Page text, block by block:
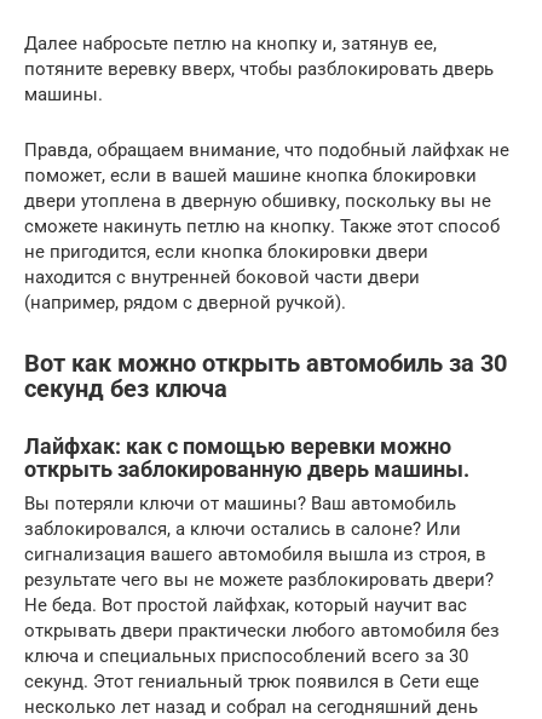
Далее набросьте петлю на кнопку и, затянув ее,
потяните веревку вверх, чтобы разблокировать дверь
машины.
Правда, обращаем внимание, что подобный лайфхак не
поможет, если в вашей машине кнопка блокировки
двери утоплена в дверную обшивку, поскольку вы не
сможете накинуть петлю на кнопку. Также этот способ
не пригодится, если кнопка блокировки двери
находится с внутренней боковой части двери
(например, рядом с дверной ручкой).
Вот как можно открыть автомобиль за 30
секунд без ключа
Лайфхак: как с помощью веревки можно
открыть заблокированную дверь машины.
Вы потеряли ключи от машины? Ваш автомобиль
заблокировался, а ключи остались в салоне? Или
сигнализация вашего автомобиля вышла из строя, в
результате чего вы не можете разблокировать двери?
Не беда. Вот простой лайфхак, который научит вас
открывать двери практически любого автомобиля без
ключа и специальных приспособлений всего за 30
секунд. Этот гениальный трюк появился в Сети еще
несколько лет назад и собрал на сегодняшний день